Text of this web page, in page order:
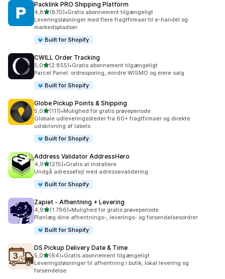
Packlink PRO Shipping Platform
4,8ud af 5 stjerner
(870)
870 anmeldelser i alt
•Gratis abonnement tilgængeligt
Leveringsløsninger med flere fragtfirmaer til e-handel og
markedspladser
Built for Shopify
CWILL Order Tracking
5,0ud af 5 stjerner
(2.855)
2855 anmeldelser i alt
•Gratis abonnement tilgængeligt
Parcel Panel: ordresporing, mindre WISMO og mere salg
Built for Shopify
Globe Pickup Points & Shipping
5,0ud af 5 stjerner
(111)
111 anmeldelser i alt
•Mulighed for gratis prøveperiode
Globale udleveringssteder fra 60+ fragtfirmaer og direkte
udskrivning af labels
Built for Shopify
Address Validator AddressHero
4,9ud af 5 stjerner
(215)
215 anmeldelser i alt
•Gratis at installere
Undgå adressefejl med adressevalidering
Built for Shopify
Zapiet ‑ Afhentning + Levering
4,9ud af 5 stjerner
(1.796)
1796 anmeldelser i alt
•Mulighed for gratis prøveperiode
Planlæg dine afhentnings-, leverings- og forsendelsesordrer
Built for Shopify
DS Pickup Delivery Date & Time
5,0ud af 5 stjerner
(64)
64 anmeldelser i alt
•Gratis abonnement tilgængeligt
Leveringsløsninger til afhentning i butik, lokal levering og
forsendelse.